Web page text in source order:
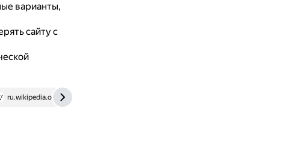
варианты,
сайту с
ru.wikipedia.org